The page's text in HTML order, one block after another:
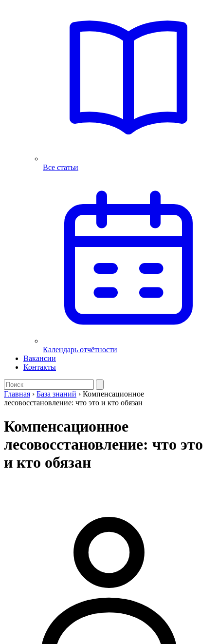
Все статьи
Календарь отчётности
Вакансии
Контакты
Главная › База знаний › Компенсационное
лесовосстановление: что это и кто обязан
Компенсационное
лесовосстановление: что это
и кто обязан